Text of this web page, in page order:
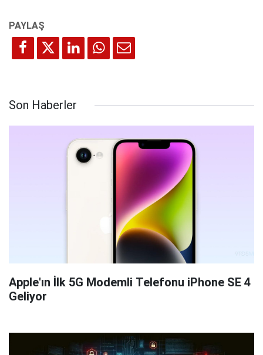
Son Haberler
Apple'ın İlk 5G Modemli Telefonu iPhone SE 4
Geliyor